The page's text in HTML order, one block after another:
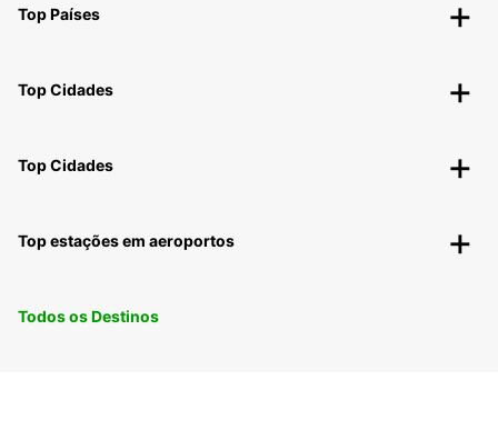
Top Países
Top Cidades
Top Cidades
Top estações em aeroportos
Todos os Destinos